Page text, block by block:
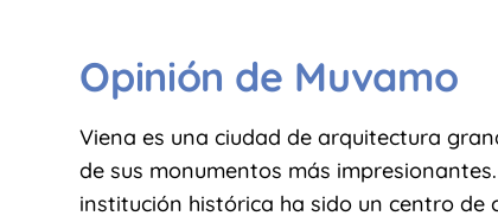
Opinión de Muvamo
Viena es una ciudad de arquitectura
de sus monumentos más
institución histórica ha sido un centro de